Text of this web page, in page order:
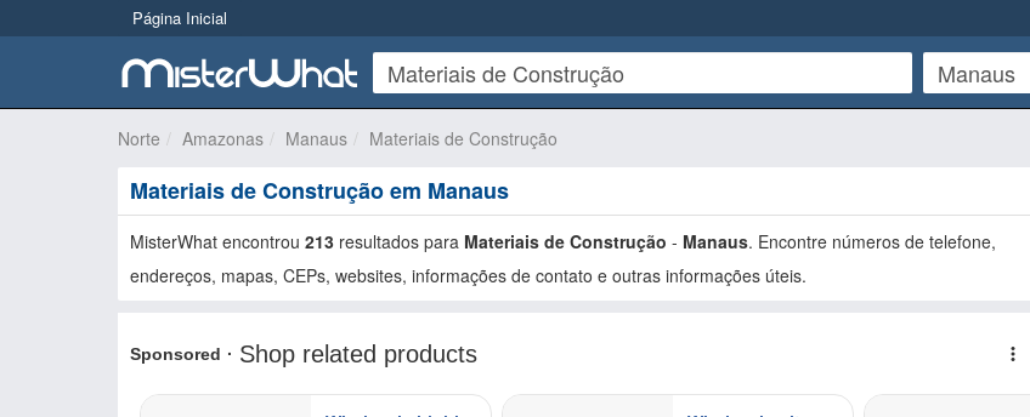
Página Inicial
Norte Amazonas Manaus Materiais de Construção
Materiais de Construção em Manaus
MisterWhat encontrou 213 resultados para Materiais de Construção - Manaus. Encontre números de telefone,
endereços, mapas, CEPs, websites, informações de contato e outras informações úteis.